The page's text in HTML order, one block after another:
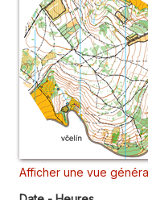
Afficher une vue